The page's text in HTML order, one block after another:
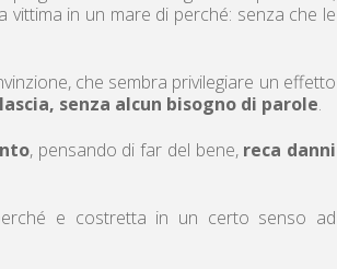
vittima in un mare di perché: senza che le
che sembra privilegiare un effetto
senza alcun bisogno di parole.
, pensando di far del bene, reca danni
e costretta in un certo senso ad